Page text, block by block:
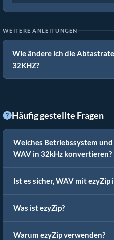
WEITERE ANLEITUNGEN
Wie ändere ich die
32KHZ?
Häufig gestellte Fragen
Welches Betriebssystem
WAV in 32kHz konvertieren?
Ist es sicher, WAV mit
Was ist ezyZip?
Warum ezyZip verwenden?